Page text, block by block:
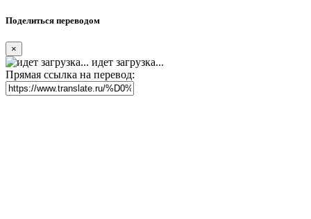
Поделиться переводом
×
идет загрузка...
Прямая ссылка на перевод: